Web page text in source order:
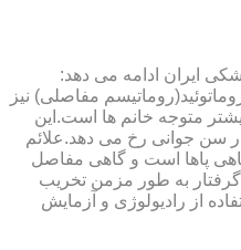
ایران ادامه می دهد:
مفاصلی) نیز
متوجه خانم ها است.این
سن جوانی رخ می دهد.علائم
پاها است و گاهی مفاصل
به طور مزمن تخریب
از رادیولوژی و آزمایش